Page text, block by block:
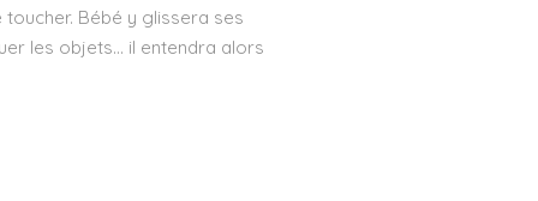
Bébé y glissera ses
les objets… il entendra alors